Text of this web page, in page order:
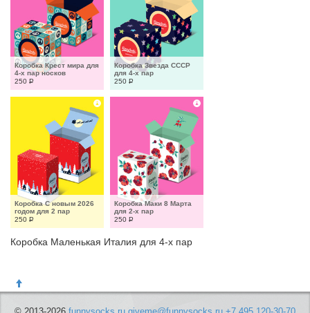
Коробка Крест мира для
4-х пар носков
250 Р
Коробка Звезда СССР
для 4-х пар
250 Р
Коробка С новым 2026
годом для 2 пар
250 Р
Коробка Маки 8 Марта
для 2-х пар
250 Р
Коробка Маленькая Италия для 4-х пар